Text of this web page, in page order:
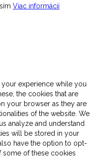
Viac informácií
experience while you
the cookies that are
your browser as they are
of the website. We
analyze and understand
will be stored in your
have the option to opt-
of these cookies